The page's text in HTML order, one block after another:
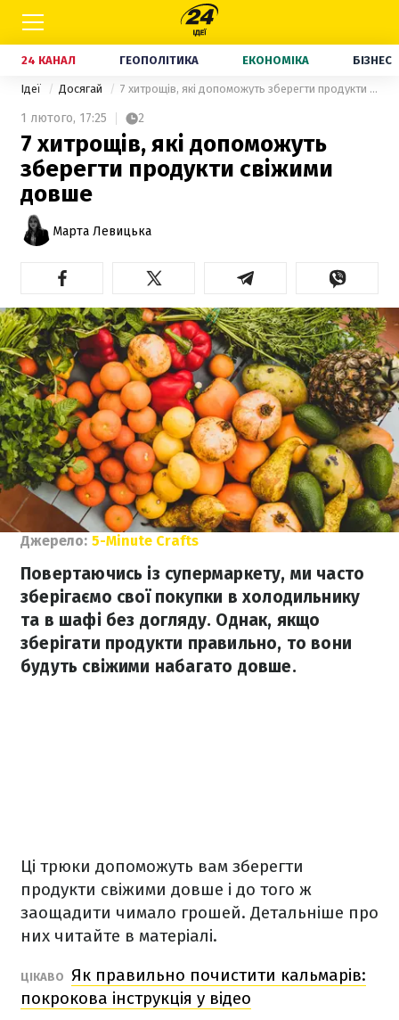
24 КАНАЛ ГЕОПОЛІТИКА ЕКОНОМІКА БІЗНЕС
Ідеї Досягай 7 хитрощів, які допоможуть зберегти продукти свіжими довше
1 лютого, 17:25 2
7 хитрощів, які допоможуть
зберегти продукти свіжими
довше
Марта Левицька
Джерело: 5-Minute Crafts
Повертаючись із супермаркету, ми часто
зберігаємо свої покупки в холодильнику
та в шафі без догляду. Однак, якщо
зберігати продукти правильно, то вони
будуть свіжими набагато довше.
Ці трюки допоможуть вам зберегти
продукти свіжими довше і до того ж
заощадити чимало грошей. Детальніше про
них читайте в матеріалі.
ЦІКАВО Як правильно почистити кальмарів:
покрокова інструкція у відео